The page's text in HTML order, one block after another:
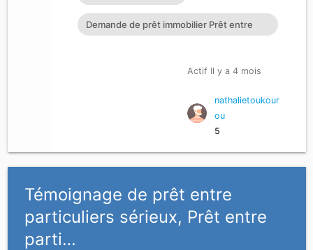
Demande de prêt immobilier Prêt entre
Actif Il y a 4 mois
nathalietoukour
ou
5
Témoignage de prêt entre
particuliers sérieux, Prêt entre
parti…